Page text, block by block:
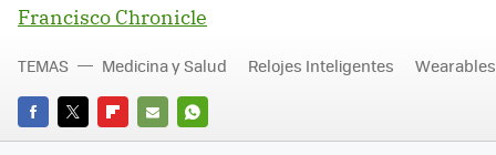
Francisco Chronicle
FACEBOOK
TWITTERFLIPBOARD
E-
WHATSAPP
TEMAS Medicina y Salud Relojes Inteligentes Wearables